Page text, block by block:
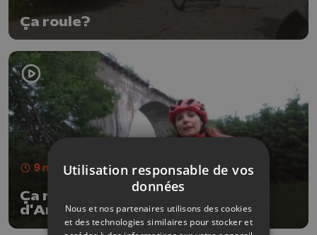
Ça roule?
9 min - Publié le 12/08/2025
Ça roule? Best of 6 autour
d'Amblève.
Utilisation responsable de vos
données
Nous et nos partenaires utilisons des cookies
et des technologies similaires pour stocker et